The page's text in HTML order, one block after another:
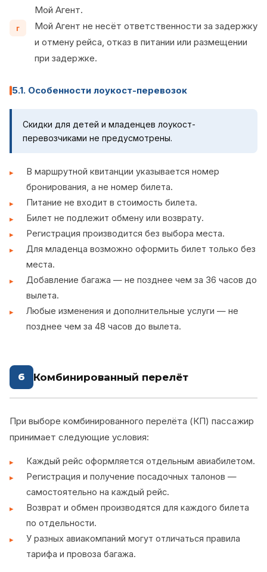
Мой Агент.
г
Мой Агент не несёт ответственности за задержку
и отмену рейса, отказ в питании или размещении
при задержке.
5.1. Особенности лоукост-перевозок
Скидки для детей и младенцев лоукост-
перевозчиками не предусмотрены.
В маршрутной квитанции указывается номер
бронирования, а не номер билета.
Питание не входит в стоимость билета.
Билет не подлежит обмену или возврату.
Регистрация производится без выбора места.
Для младенца возможно оформить билет только без
места.
Добавление багажа — не позднее чем за 36 часов до
вылета.
Любые изменения и дополнительные услуги — не
позднее чем за 48 часов до вылета.
6 Комбинированный перелёт
При выборе комбинированного перелёта (КП) пассажир
принимает следующие условия:
Каждый рейс оформляется отдельным авиабилетом.
Регистрация и получение посадочных талонов —
самостоятельно на каждый рейс.
Возврат и обмен производятся для каждого билета
по отдельности.
У разных авиакомпаний могут отличаться правила
тарифа и провоза багажа.